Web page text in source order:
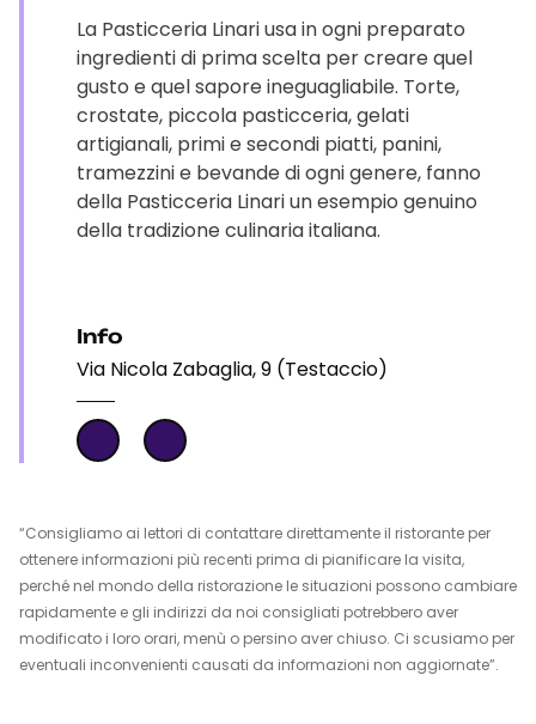
La Pasticceria Linari usa in ogni preparato
ingredienti di prima scelta per creare quel
gusto e quel sapore ineguagliabile. Torte,
crostate, piccola pasticceria, gelati
artigianali, primi e secondi piatti, panini,
tramezzini e bevande di ogni genere, fanno
della Pasticceria Linari un esempio genuino
della tradizione culinaria italiana.
Info
Via Nicola Zabaglia, 9 (Testaccio)
“Consigliamo ai lettori di contattare direttamente il ristorante per
ottenere informazioni più recenti prima di pianificare la visita,
perché nel mondo della ristorazione le situazioni possono cambiare
rapidamente e gli indirizzi da noi consigliati potrebbero aver
modificato i loro orari, menù o persino aver chiuso. Ci scusiamo per
eventuali inconvenienti causati da informazioni non aggiornate”.